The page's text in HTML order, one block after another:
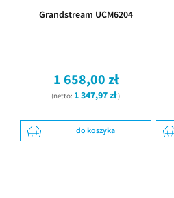
Grandstream UCM6204
1 658,00 zł
(netto: 1 347,97 zł)
do koszyka